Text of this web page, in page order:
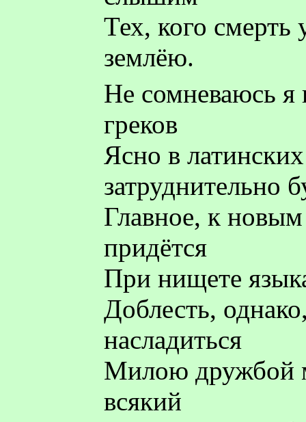
Тех, кого смерть
землёю.
Не сомневаюсь я
греков
Ясно в
затруднительно
Главное, к
придётся
При нищете
Доблесть,
насладиться
Милою дружбой
всякий